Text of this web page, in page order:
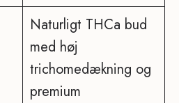
Naturligt THCa bud
med høj
trichomedækning og
premium